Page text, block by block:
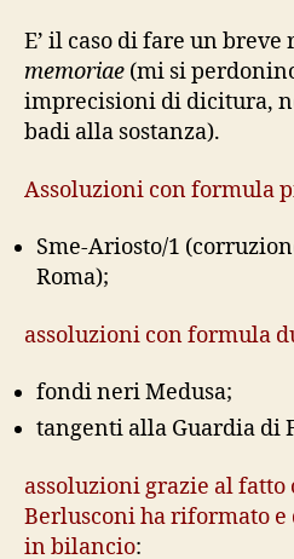
E’ il caso di fare un breve
memoriae (mi si
imprecisioni di dicitura,
badi alla sostanza).
Assoluzioni con formula
Sme-Ariosto/1
Roma);
assoluzioni con formula
fondi neri Medusa;
tangenti alla Guardia di
assoluzioni grazie al fatto
Berlusconi ha riformato
in bilancio: